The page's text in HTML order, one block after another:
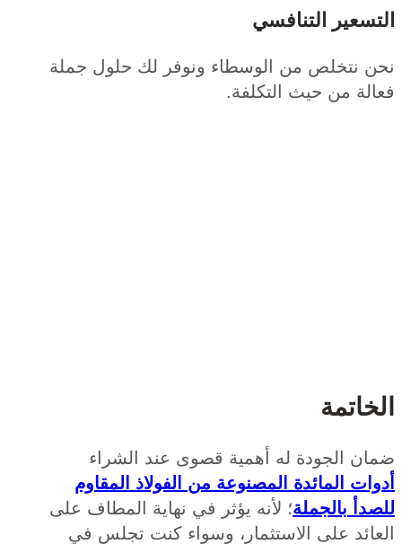
التنافسي
نتخلص من الوسطاء ونوفر لك حلول جملة
من حيث التكلفة.
الجودة له أهمية قصوى عند الشراء
المائدة المصنوعة من الفولاذ المقاوم
بالجملة؛ لأنه يؤثر في نهاية المطاف على
على الاستثمار، وسواء كنت تجلس في